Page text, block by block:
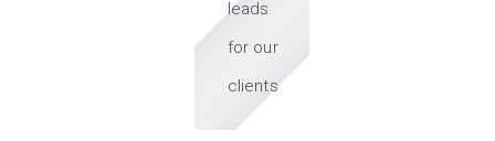
leads
for our
clients